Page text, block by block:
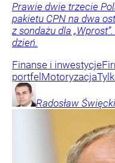
Prawie dwie trzecie
pakietu CPN na dwa
z sondażu dla
dzień.
Finanse i inwestycje
portfel Motoryzacja
Radosław Święcki